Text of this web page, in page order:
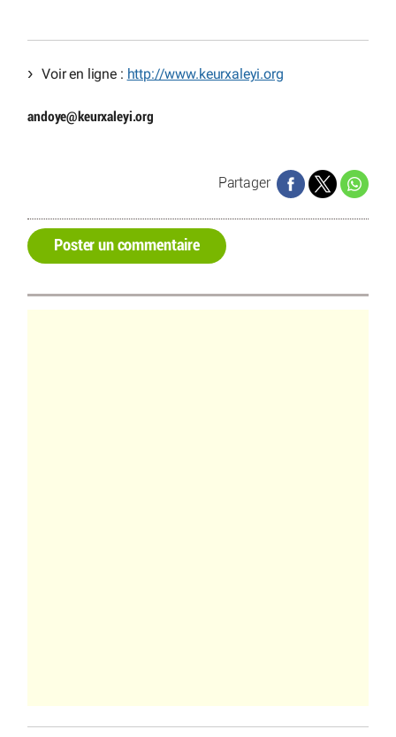
Voir en ligne : http://www.keurxaleyi.org
andoye@keurxaleyi.org
Partager
Poster un commentaire